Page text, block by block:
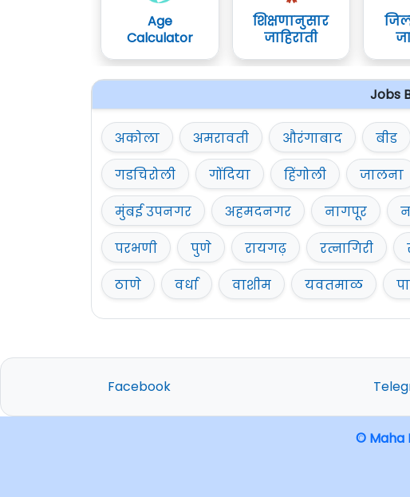
Age
Calculator
शिक्षणानुसार
जाहिराती
Jobs
अकोला अमरावती औरंगाबाद बीड
गडचिरोली
गोंदिया हिंगोली जालना
मुंबई उपनगर
अहमदनगर नागपूर
परभणी
पुणे रायगढ़ रत्नागिरी
ठाणे
वर्धा वाशीम यवतमाळ
Facebook
© Maha